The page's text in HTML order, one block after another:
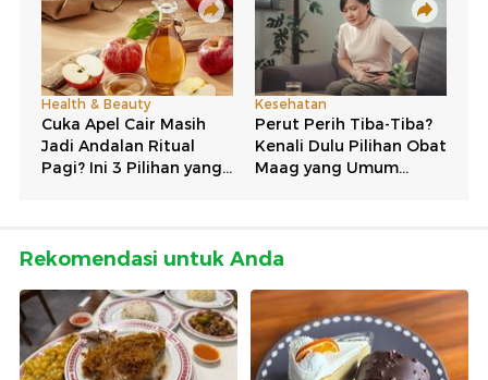
Rekomendasi untuk Anda